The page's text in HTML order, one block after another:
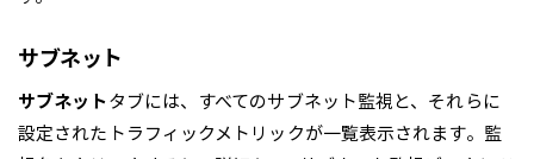
サブネット
サブネットタブには、すべてのサブネット監視と、それらに
設定されたトラフィックメトリックが一覧表示されます。監